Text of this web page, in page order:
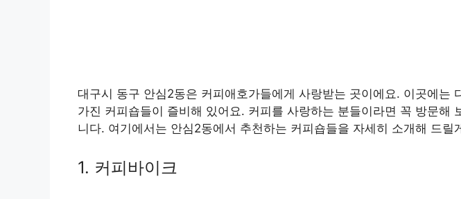
대구시 동구 안심2동은 커피애호가들에게 사랑받는 곳이에요. 이곳에는
가진 커피숍들이 즐비해 있어요. 커피를 사랑하는 분들이라면 꼭 방문해
니다. 여기에서는 안심2동에서 추천하는 커피숍들을 자세히 소개해 드릴
1. 커피바이크